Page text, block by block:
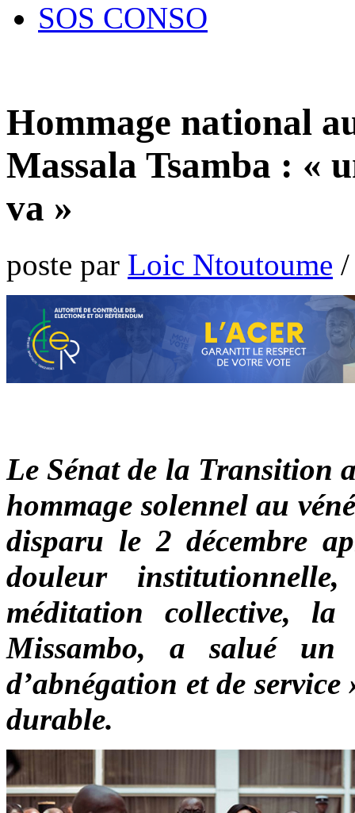
SOS CONSO
Hommage national
Massala Tsamba : «
va »
poste par Loic Ntoutoume
Le Sénat de la Transition
hommage solennel au
disparu le 2 décembre
douleur
méditation collective, la
Missambo, a salué
d’abnégation et de
durable.